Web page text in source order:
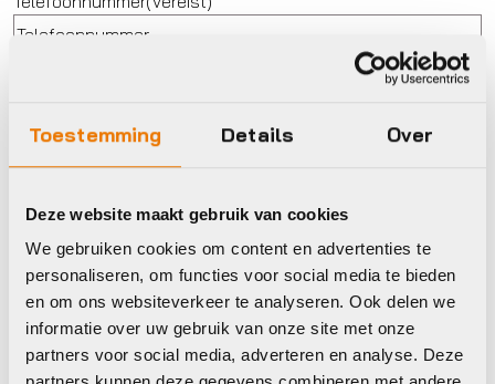
Toestemming Details Over
Deze website maakt gebruik van cookies
We gebruiken cookies om content en advertenties te
personaliseren, om functies voor social media te bieden
en om ons websiteverkeer te analyseren. Ook delen we
informatie over uw gebruik van onze site met onze
partners voor social media, adverteren en analyse. Deze
Huisnummer(Vereist)
Lichaamslengte in cm(Vereist)
Voorkeursdatum (Vereist)